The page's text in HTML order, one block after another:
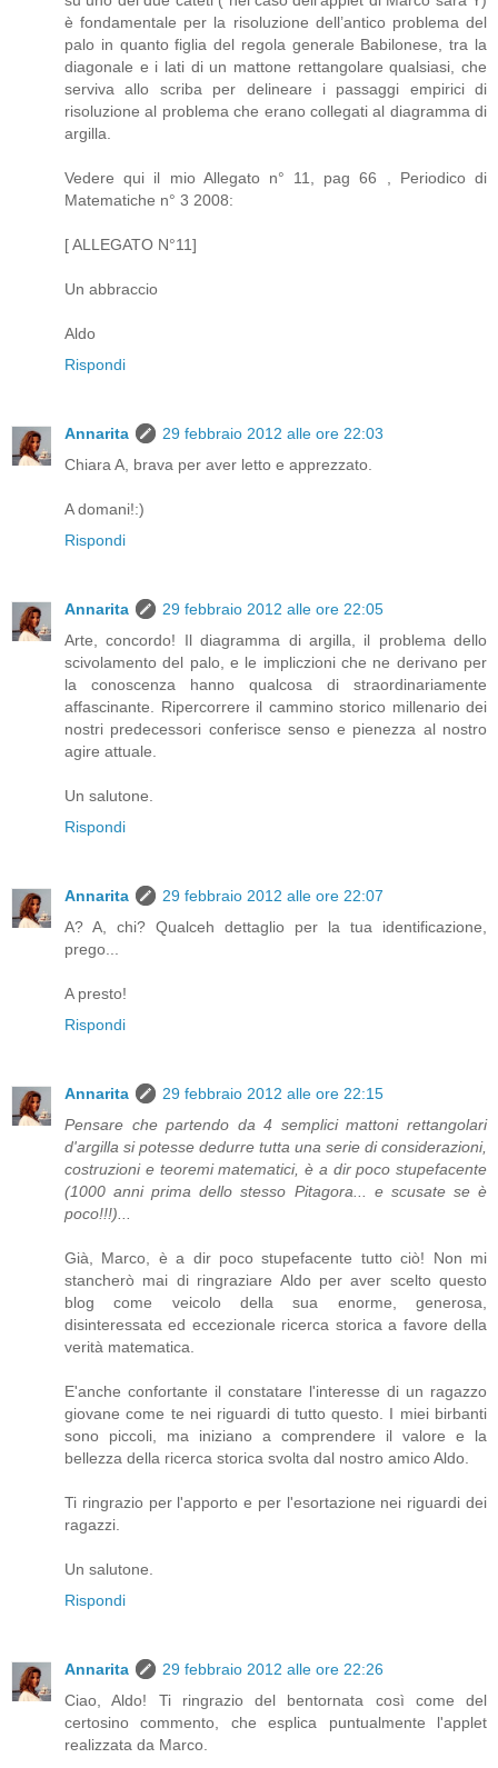
è fondamentale per la risoluzione dell’antico problema del
palo in quanto figlia del regola generale Babilonese, tra la
diagonale e i lati di un mattone rettangolare qualsiasi, che
serviva allo scriba per delineare i passaggi empirici di
risoluzione al problema che erano collegati al diagramma di
argilla.
Vedere qui il mio Allegato n° 11, pag 66 , Periodico di
Matematiche n° 3 2008:
[ ALLEGATO N°11]
Un abbraccio
Aldo
Rispondi
Annarita
29 febbraio 2012 alle ore 22:03
Chiara A, brava per aver letto e apprezzato.
A domani!:)
Rispondi
Annarita
29 febbraio 2012 alle ore 22:05
Arte, concordo! Il diagramma di argilla, il problema dello
scivolamento del palo, e le impliczioni che ne derivano per
la conoscenza hanno qualcosa di straordinariamente
affascinante. Ripercorrere il cammino storico millenario dei
nostri predecessori conferisce senso e pienezza al nostro
agire attuale.
Un salutone.
Rispondi
Annarita
29 febbraio 2012 alle ore 22:07
A? A, chi? Qualceh dettaglio per la tua identificazione,
prego...
A presto!
Rispondi
Annarita
29 febbraio 2012 alle ore 22:15
Pensare che partendo da 4 semplici mattoni rettangolari
d'argilla si potesse dedurre tutta una serie di considerazioni,
costruzioni e teoremi matematici, è a dir poco stupefacente
(1000 anni prima dello stesso Pitagora... e scusate se è
poco!!!)...
Già, Marco, è a dir poco stupefacente tutto ciò! Non mi
stancherò mai di ringraziare Aldo per aver scelto questo
blog come veicolo della sua enorme, generosa,
disinteressata ed eccezionale ricerca storica a favore della
verità matematica.
E'anche confortante il constatare l'interesse di un ragazzo
giovane come te nei riguardi di tutto questo. I miei birbanti
sono piccoli, ma iniziano a comprendere il valore e la
bellezza della ricerca storica svolta dal nostro amico Aldo.
Ti ringrazio per l'apporto e per l'esortazione nei riguardi dei
ragazzi.
Un salutone.
Rispondi
Annarita
29 febbraio 2012 alle ore 22:26
Ciao, Aldo! Ti ringrazio del bentornata così come del
certosino commento, che esplica puntualmente l'applet
realizzata da Marco.